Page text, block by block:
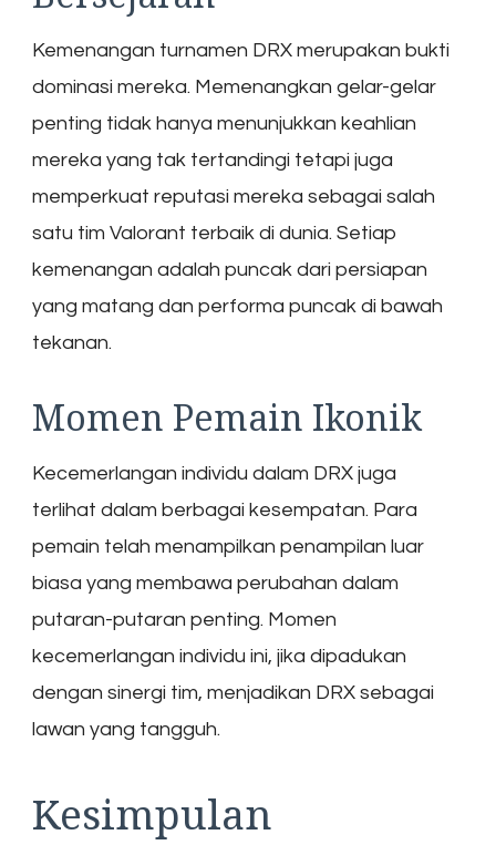
Kemenangan turnamen DRX merupakan bukti
dominasi mereka. Memenangkan gelar-gelar
penting tidak hanya menunjukkan keahlian
mereka yang tak tertandingi tetapi juga
memperkuat reputasi mereka sebagai salah
satu tim Valorant terbaik di dunia. Setiap
kemenangan adalah puncak dari persiapan
yang matang dan performa puncak di bawah
tekanan.
Momen Pemain Ikonik
Kecemerlangan individu dalam DRX juga
terlihat dalam berbagai kesempatan. Para
pemain telah menampilkan penampilan luar
biasa yang membawa perubahan dalam
putaran-putaran penting. Momen
kecemerlangan individu ini, jika dipadukan
dengan sinergi tim, menjadikan DRX sebagai
lawan yang tangguh.
Kesimpulan